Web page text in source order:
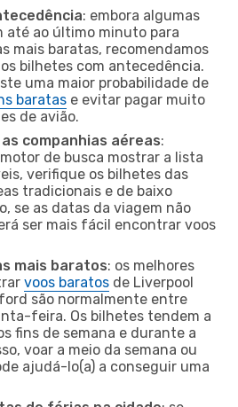
: embora algumas
até ao último minuto para
mais baratas, recomendamos
bilhetes com antecedência.
uma maior probabilidade de
baratas e evitar pagar muito
de avião.
companhias aéreas:
de busca mostrar a lista
verifique os bilhetes das
tradicionais e de baixo
se as datas da viagem não
ser mais fácil encontrar voos
mais baratos: os melhores
voos baratos de Liverpool
são normalmente entre
feira. Os bilhetes tendem a
fins de semana e durante a
voar a meio da semana ou
ajudá-lo(a) a conseguir uma